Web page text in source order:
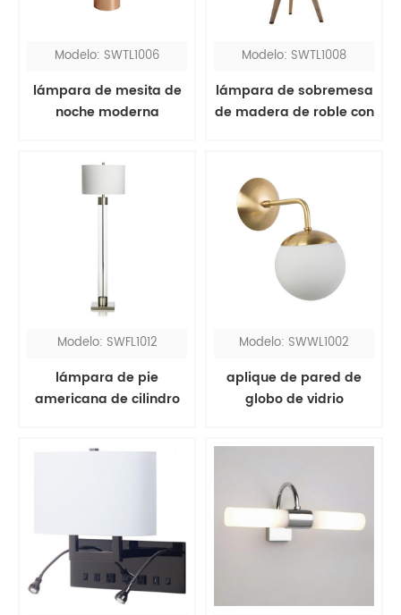
Modelo: SWTL1006
lámpara de mesita de
noche moderna
Modelo: SWTL1008
lámpara de sobremesa
de madera de roble con
Modelo: SWFL1012
lámpara de pie
americana de cilindro
Modelo: SWWL1002
aplique de pared de
globo de vidrio
latón